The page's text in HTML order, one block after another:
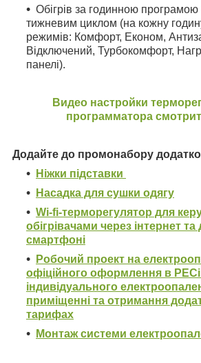
Обігрів за годинною
тижневим циклом (на кожну
режимів: Комфорт, Економ,
Відключений, Турбокомфорт,
панелі).
Видео настройки
программатора
Додайте до промонабору
Ніжки підставки
Насадка для сушки одягу
Wi-fi-терморегулятор для
обігрівачами через інтернет
смартфоні
Робочий проект на
офіційного оформлення в РЕСі
індивідуального
приміщенні та отримання
тарифах
Монтаж системи